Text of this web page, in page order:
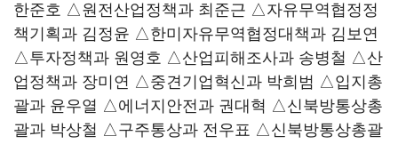
한준호 △원전산업정책과 최준근 △자유무역협정정
책기획과 김정윤 △한미자유무역협정대책과 김보연
△투자정책과 원영호 △산업피해조사과 송병철 △산
업정책과 장미연 △중견기업혁신과 박희범 △입지총
괄과 윤우열 △에너지안전과 권대혁 △신북방통상총
괄과 박상철 △구주통상과 전우표 △신북방통상총괄